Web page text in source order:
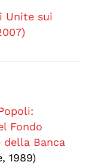
Unite sui
Fondo
Banca
1989)